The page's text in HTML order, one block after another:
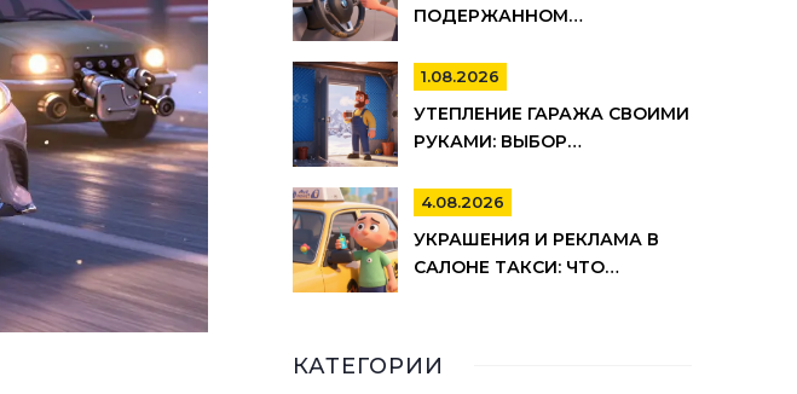
ПОДЕРЖАННОМ
ОДОМЕТР: 15 МАРКЕРОВ
1.08.2026
УТЕПЛЕНИЕ ГАРАЖА СВОИМИ
РУКАМИ: ВЫБОР
ТЕХНОЛОГИЯ МОНТАЖА
4.08.2026
УКРАШЕНИЯ И РЕКЛАМА В
САЛОНЕ ТАКСИ: ЧТО
КАТЕГОРИИ